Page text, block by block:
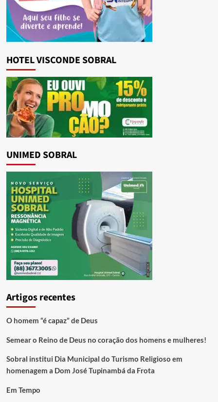
HOTEL VISCONDE SOBRAL
UNIMED SOBRAL
Artigos recentes
O homem “é capaz” de Deus
Semear o Reino de Deus no coração dos homens e mulheres!
Sobral institui Dia Municipal do Turismo Religioso em
homenagem a Dom José Tupinambá da Frota
Em Tempo